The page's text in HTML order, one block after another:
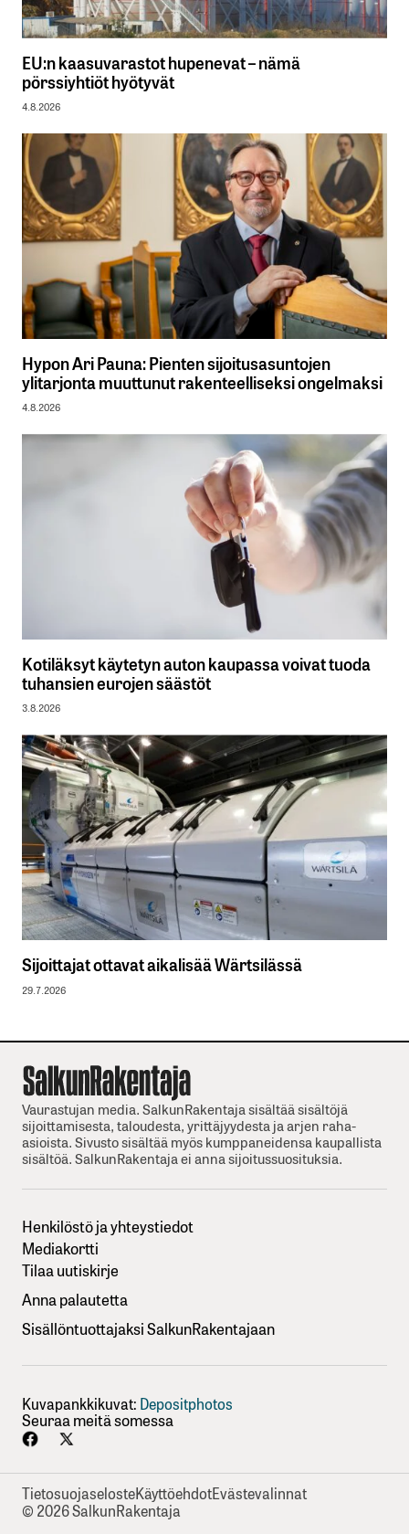
EU:n kaasuvarastot hupenevat – nämä
pörssiyhtiöt hyötyvät
4.8.2026
Hypon Ari Pauna: Pienten sijoitusasuntojen
ylitarjonta muuttunut rakenteelliseksi ongelmaksi
4.8.2026
Kotiläksyt käytetyn auton kaupassa voivat tuoda
tuhansien eurojen säästöt
3.8.2026
Sijoittajat ottavat aikalisää Wärtsilässä
29.7.2026
Vaurastujan media. SalkunRakentaja sisältää sisältöjä
sijoittamisesta, taloudesta, yrittäjyydesta ja arjen raha-
asioista. Sivusto sisältää myös kumppaneidensa kaupallista
sisältöä. SalkunRakentaja ei anna sijoitussuosituksia.
Henkilöstö ja yhteystiedot
Mediakortti
Tilaa uutiskirje
Anna palautetta
Sisällöntuottajaksi SalkunRakentajaan
Kuvapankkikuvat: Depositphotos
Seuraa meitä somessa
TietosuojaselosteKäyttöehdotEvästevalinnat
© 2026 SalkunRakentaja